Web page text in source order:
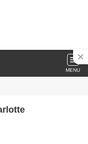
MENU